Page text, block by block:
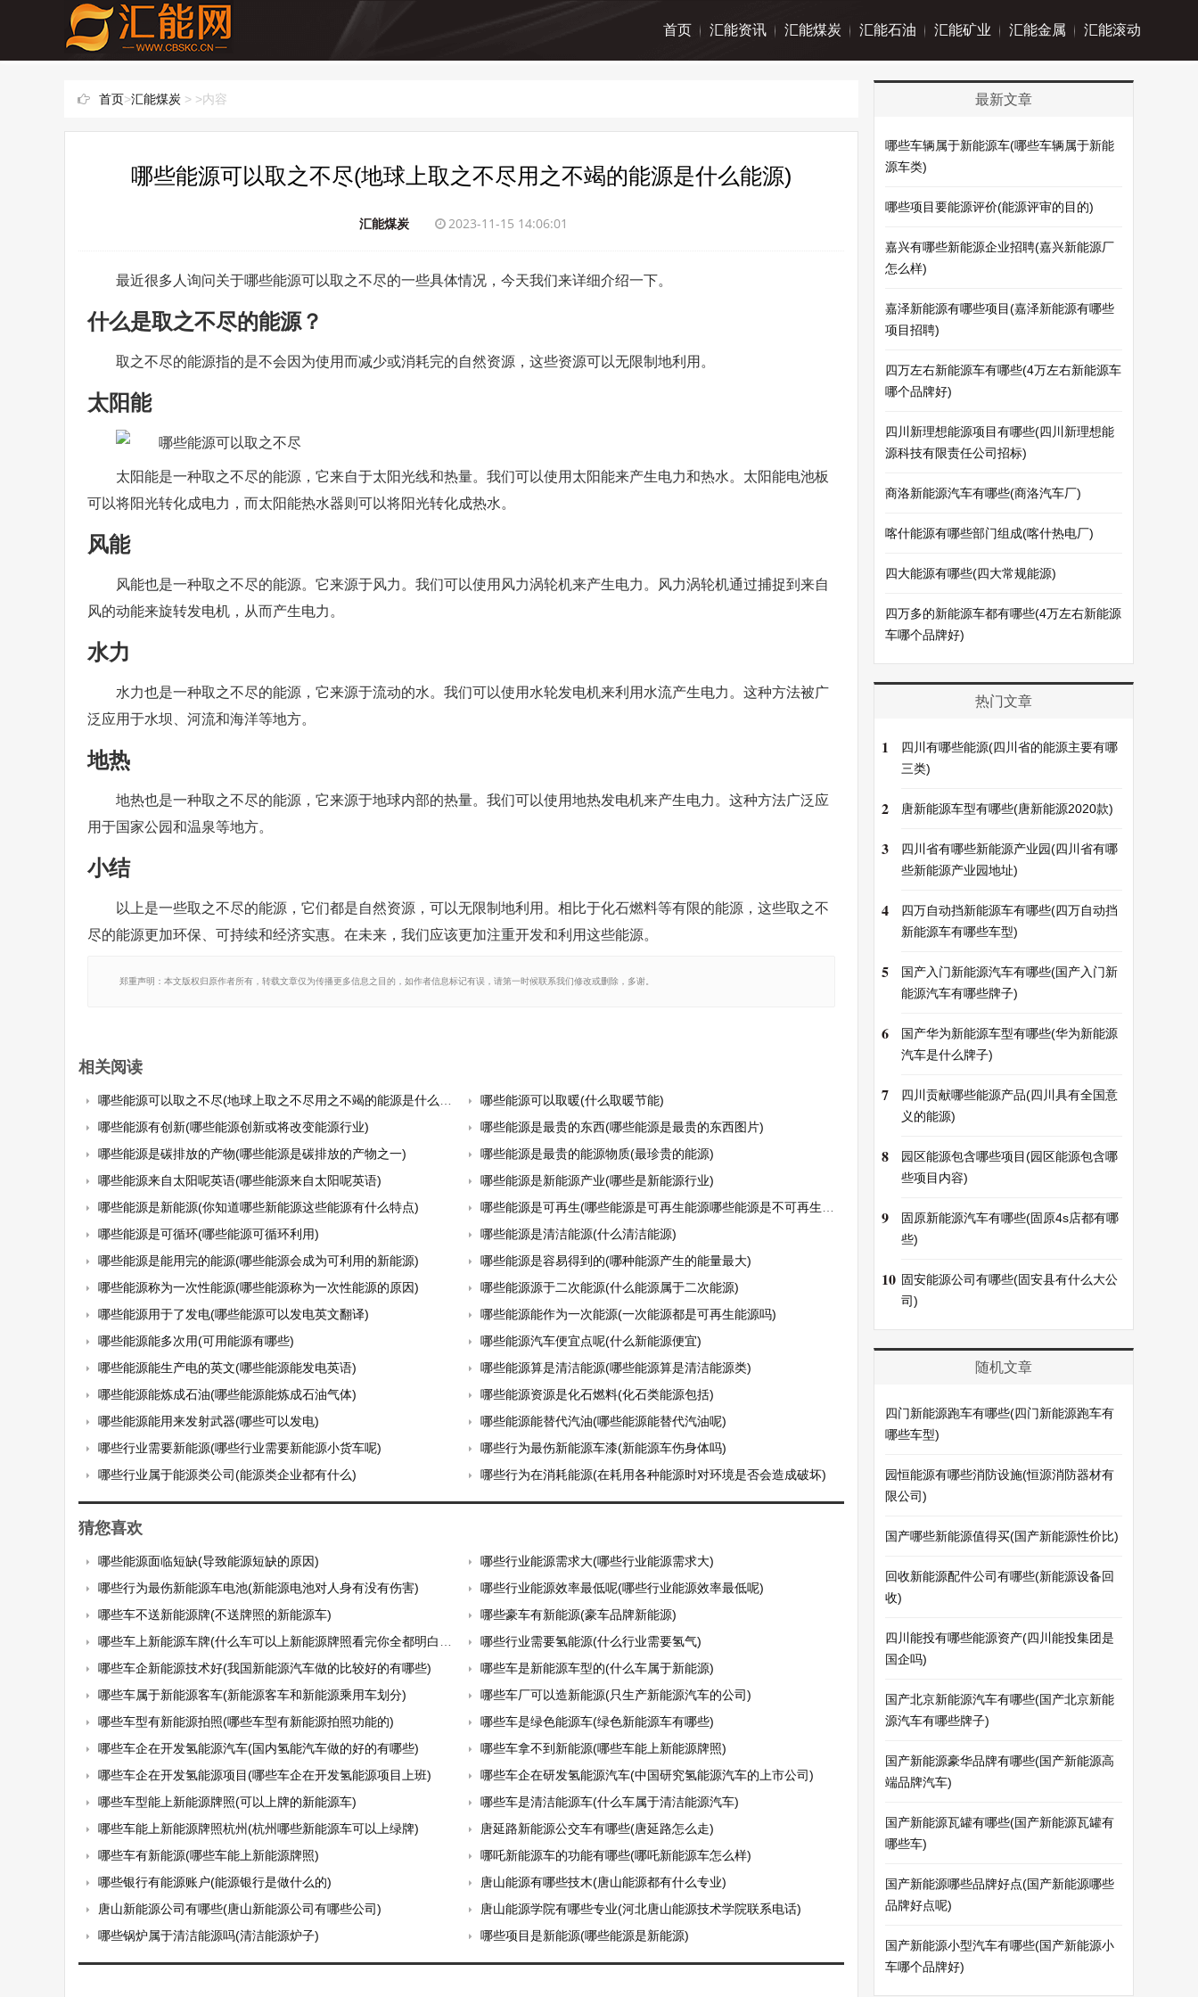
首页 汇能资讯 汇能煤炭 汇能石油 汇能矿业 汇能金属 汇能滚动
首页>汇能煤炭 > >内容
哪些能源可以取之不尽(地球上取之不尽用之不竭的能源是什么能源)
汇能煤炭 2023-11-15 14:06:01
最近很多人询问关于哪些能源可以取之不尽的一些具体情况，今天我们来详细介绍一下。
什么是取之不尽的能源？
取之不尽的能源指的是不会因为使用而减少或消耗完的自然资源，这些资源可以无限制地利用。
太阳能
太阳能是一种取之不尽的能源，它来自于太阳光线和热量。我们可以使用太阳能来产生电力和热水。太阳能电池板
可以将阳光转化成电力，而太阳能热水器则可以将阳光转化成热水。
风能
风能也是一种取之不尽的能源。它来源于风力。我们可以使用风力涡轮机来产生电力。风力涡轮机通过捕捉到来自
风的动能来旋转发电机，从而产生电力。
水力
水力也是一种取之不尽的能源，它来源于流动的水。我们可以使用水轮发电机来利用水流产生电力。这种方法被广
泛应用于水坝、河流和海洋等地方。
地热
地热也是一种取之不尽的能源，它来源于地球内部的热量。我们可以使用地热发电机来产生电力。这种方法广泛应
用于国家公园和温泉等地方。
小结
以上是一些取之不尽的能源，它们都是自然资源，可以无限制地利用。相比于化石燃料等有限的能源，这些取之不
尽的能源更加环保、可持续和经济实惠。在未来，我们应该更加注重开发和利用这些能源。
郑重声明：本文版权归原作者所有，转载文章仅为传播更多信息之目的，如作者信息标记有误，请第一时候联系我们修改或删除，多谢。
相关阅读
哪些能源可以取之不尽(地球上取之不尽用之不竭的能源是什么能源)
哪些能源可以取暖(什么取暖节能)
哪些能源有创新(哪些能源创新或将改变能源行业)
哪些能源是最贵的东西(哪些能源是最贵的东西图片)
哪些能源是碳排放的产物(哪些能源是碳排放的产物之一)
哪些能源是最贵的能源物质(最珍贵的能源)
哪些能源来自太阳呢英语(哪些能源来自太阳呢英语)
哪些能源是新能源产业(哪些是新能源行业)
哪些能源是新能源(你知道哪些新能源这些能源有什么特点)
哪些能源是可再生(哪些能源是可再生能源哪些能源是不可再生能源)
哪些能源是可循环(哪些能源可循环利用)
哪些能源是清洁能源(什么清洁能源)
哪些能源是能用完的能源(哪些能源会成为可利用的新能源)
哪些能源是容易得到的(哪种能源产生的能量最大)
哪些能源称为一次性能源(哪些能源称为一次性能源的原因)
哪些能源源于二次能源(什么能源属于二次能源)
哪些能源用于了发电(哪些能源可以发电英文翻译)
哪些能源能作为一次能源(一次能源都是可再生能源吗)
哪些能源能多次用(可用能源有哪些)
哪些能源汽车便宜点呢(什么新能源便宜)
哪些能源能生产电的英文(哪些能源能发电英语)
哪些能源算是清洁能源(哪些能源算是清洁能源类)
哪些能源能炼成石油(哪些能源能炼成石油气体)
哪些能源资源是化石燃料(化石类能源包括)
哪些能源能用来发射武器(哪些可以发电)
哪些能源能替代汽油(哪些能源能替代汽油呢)
哪些行业需要新能源(哪些行业需要新能源小货车呢)
哪些行为最伤新能源车漆(新能源车伤身体吗)
哪些行业属于能源类公司(能源类企业都有什么)
哪些行为在消耗能源(在耗用各种能源时对环境是否会造成破坏)
猜您喜欢
哪些能源面临短缺(导致能源短缺的原因)
哪些行业能源需求大(哪些行业能源需求大)
哪些行为最伤新能源车电池(新能源电池对人身有没有伤害)
哪些行业能源效率最低呢(哪些行业能源效率最低呢)
哪些车不送新能源牌(不送牌照的新能源车)
哪些豪车有新能源(豪车品牌新能源)
哪些车上新能源车牌(什么车可以上新能源牌照看完你全都明白了)
哪些行业需要氢能源(什么行业需要氢气)
哪些车企新能源技术好(我国新能源汽车做的比较好的有哪些)
哪些车是新能源车型的(什么车属于新能源)
哪些车属于新能源客车(新能源客车和新能源乘用车划分)
哪些车厂可以造新能源(只生产新能源汽车的公司)
哪些车型有新能源拍照(哪些车型有新能源拍照功能的)
哪些车是绿色能源车(绿色新能源车有哪些)
哪些车企在开发氢能源汽车(国内氢能汽车做的好的有哪些)
哪些车拿不到新能源(哪些车能上新能源牌照)
哪些车企在开发氢能源项目(哪些车企在开发氢能源项目上班)
哪些车企在研发氢能源汽车(中国研究氢能源汽车的上市公司)
哪些车型能上新能源牌照(可以上牌的新能源车)
哪些车是清洁能源车(什么车属于清洁能源汽车)
哪些车能上新能源牌照杭州(杭州哪些新能源车可以上绿牌)
唐延路新能源公交车有哪些(唐延路怎么走)
哪些车有新能源(哪些车能上新能源牌照)
哪吒新能源车的功能有哪些(哪吒新能源车怎么样)
哪些银行有能源账户(能源银行是做什么的)
唐山能源有哪些技木(唐山能源都有什么专业)
唐山新能源公司有哪些(唐山新能源公司有哪些公司)
唐山能源学院有哪些专业(河北唐山能源技术学院联系电话)
哪些锅炉属于清洁能源吗(清洁能源炉子)
哪些项目是新能源(哪些能源是新能源)
最新文章
哪些车辆属于新能源车(哪些车辆属于新能
源车类)
哪些项目要能源评价(能源评审的目的)
嘉兴有哪些新能源企业招聘(嘉兴新能源厂
怎么样)
嘉泽新能源有哪些项目(嘉泽新能源有哪些
项目招聘)
四万左右新能源车有哪些(4万左右新能源车
哪个品牌好)
四川新理想能源项目有哪些(四川新理想能
源科技有限责任公司招标)
商洛新能源汽车有哪些(商洛汽车厂)
喀什能源有哪些部门组成(喀什热电厂)
四大能源有哪些(四大常规能源)
四万多的新能源车都有哪些(4万左右新能源
车哪个品牌好)
热门文章
1
四川有哪些能源(四川省的能源主要有哪
三类)
2 唐新能源车型有哪些(唐新能源2020款)
3
四川省有哪些新能源产业园(四川省有哪
些新能源产业园地址)
4
四万自动挡新能源车有哪些(四万自动挡
新能源车有哪些车型)
5
国产入门新能源汽车有哪些(国产入门新
能源汽车有哪些牌子)
6
国产华为新能源车型有哪些(华为新能源
汽车是什么牌子)
7
四川贡献哪些能源产品(四川具有全国意
义的能源)
8
园区能源包含哪些项目(园区能源包含哪
些项目内容)
9
固原新能源汽车有哪些(固原4s店都有哪
些)
10 固安能源公司有哪些(固安县有什么大公
司)
随机文章
四门新能源跑车有哪些(四门新能源跑车有
哪些车型)
园恒能源有哪些消防设施(恒源消防器材有
限公司)
国产哪些新能源值得买(国产新能源性价比)
回收新能源配件公司有哪些(新能源设备回
收)
四川能投有哪些能源资产(四川能投集团是
国企吗)
国产北京新能源汽车有哪些(国产北京新能
源汽车有哪些牌子)
国产新能源豪华品牌有哪些(国产新能源高
端品牌汽车)
国产新能源瓦罐有哪些(国产新能源瓦罐有
哪些车)
国产新能源哪些品牌好点(国产新能源哪些
品牌好点呢)
国产新能源小型汽车有哪些(国产新能源小
车哪个品牌好)